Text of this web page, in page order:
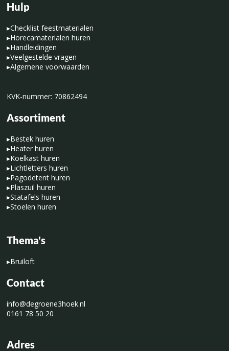
Hulp
▸Checklist feestmaterialen
▸Horecamaterialen huren
▸Handleidingen
▸Veelgestelde vragen
▸Algemene voorwaarden
KVK-nummer: 70862494
Assortiment
▸Bestek huren
▸Heater huren
▸Koelkast huren
▸Lichtletters huren
▸Pagodetent huren
▸Plaszuil huren
▸Statafels huren
▸Stoelen huren
Thema's
▸Bruiloft
Contact
info@degroene3hoek.nl
0161 78 50 20
Adres